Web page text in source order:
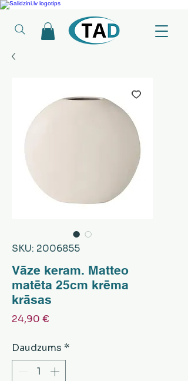
Ledusskapji, Sadzīves tehnika, Smaržas,
SKU: 2006855
Vāze keram. Matteo
matēta 25cm krēma
krāsas
24,90 €
Daudzums *